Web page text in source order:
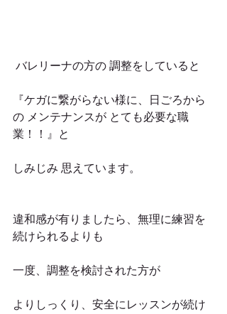
バレリーナの方の 調整をしていると
『ケガに繋がらない様に、日ごろから
の メンテナンスが とても必要な職
業！！』と
しみじみ 思えています。
違和感が有りましたら、無理に練習を
続けられるよりも
一度、調整を検討された方が
よりしっくり、安全にレッスンが続け